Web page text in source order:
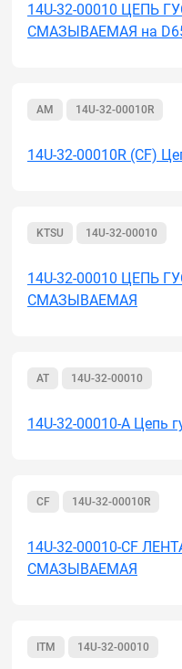
14U-32-00010 ЦЕПЬ
СМАЗЫВАЕМАЯ на
AM 14U-32-00010R
14U-32-00010R (CF)
KTSU 14U-32-00010
14U-32-00010 ЦЕПЬ
СМАЗЫВАЕМАЯ
AT 14U-32-00010
14U-32-00010-A Цепь
CF 14U-32-00010R
14U-32-00010-CF
СМАЗЫВАЕМАЯ
ITM 14U-32-00010